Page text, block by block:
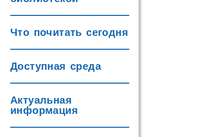
Что почитать сегодня
Доступная среда
Актуальная
информация